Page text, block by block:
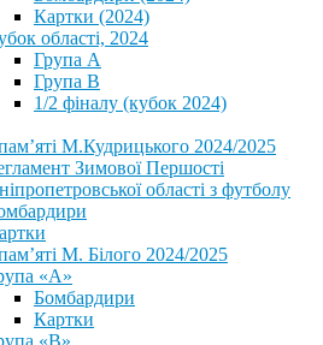
Картки (2024)
області, 2024
Група А
Група В
1/2 фіналу (кубок 2024)
М.Кудрицького 2024/2025
Зимової Першості
області з футболу
М. Білого 2024/2025
«А»
Бомбардири
Картки
«В»